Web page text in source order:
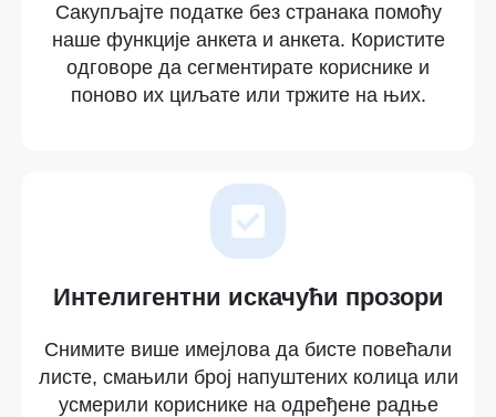
Сакупљајте податке без странака помоћу
наше функције анкета и анкета. Користите
одговоре да сегментирате кориснике и
поново их циљате или тржите на њих.
Интелигентни искачући прозори
Снимите више имејлова да бисте повећали
листе, смањили број напуштених колица или
усмерили кориснике на одређене радње